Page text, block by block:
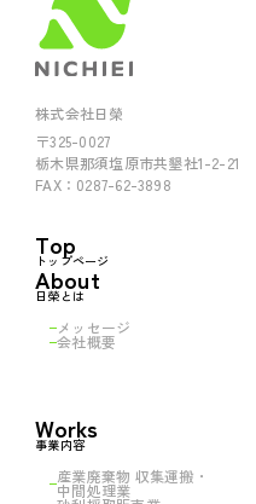
株式会社日榮
〒325-0027
栃木県那須塩原市共墾社1-2-21
FAX：0287-62-3898
Top
トップページ
About
日榮とは
メッセージ
会社概要
Works
事業内容
産業廃棄物 収集運搬・
中間処理業